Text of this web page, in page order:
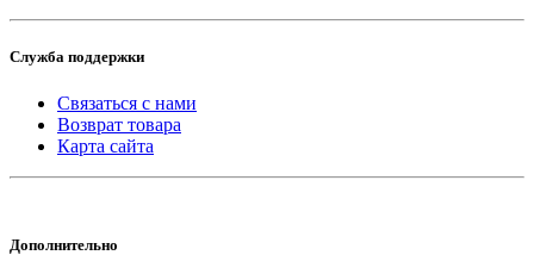
Служба поддержки
Связаться с нами
Возврат товара
Карта сайта
Дополнительно